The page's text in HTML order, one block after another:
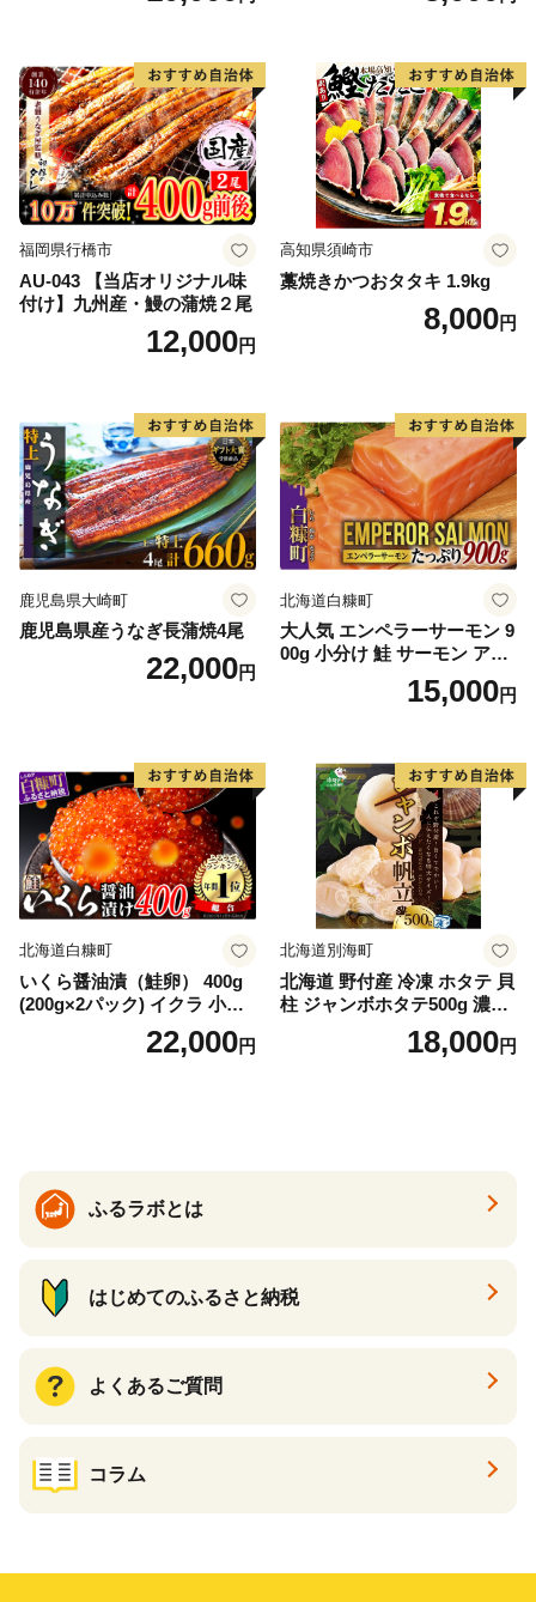
福岡県行橋市
AU-043 【当店オリジナル味
付け】九州産・鰻の蒲焼２尾
12,000円
高知県須崎市
藁焼きかつおタタキ 1.9kg
8,000円
鹿児島県大崎町
鹿児島県産うなぎ長蒲焼4尾
22,000円
北海道白糠町
大人気 エンペラーサーモン 9
00g 小分け 鮭 サーモン アト
ランティックサーモン 水産
庁長官賞 受賞 さけ シャケ し
満足 美味しい 贈答 生食用 刺
身 お刺身 刺し身 魚介類 海鮮
冷凍 厚切り 薄切り ふるさと
納税 ふるさとチョイス チョ
イス 北海道 白糠町
15,000円
北海道白糠町
いくら醤油漬（鮭卵） 400g
(200g×2パック) イクラ 小分
け いくら醤油漬 鮭いくら い
くら醤油漬け 鮭 鮭卵 ikura
22,000円
北海道別海町
北海道 野付産 冷凍 ホタテ 貝
柱 ジャンボホタテ500g 濃厚
な旨味と甘み （ほたて ホタ
テ 帆立 貝柱 ホタテ貝柱 大玉
18,000円
ふるラボとは
はじめてのふるさと納税
よくあるご質問
コラム